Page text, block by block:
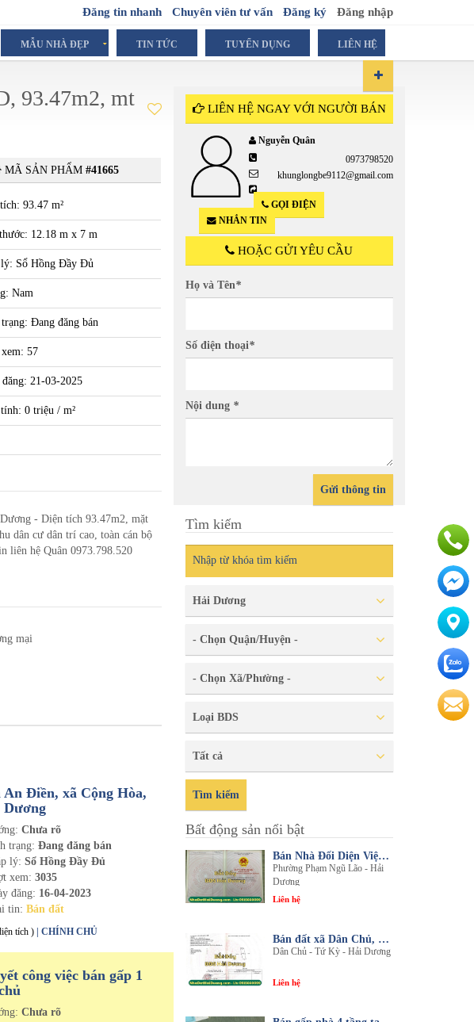
Đăng tin nhanh Chuyên viên tư vấn Đăng ký Đăng nhập
MẪU NHÀ ĐẸP TIN TỨC TUYỂN DỤNG LIÊN HỆ
93.47m2, mt
MÃ SẢN PHẨM#41665
93.47 m²
12.18 m x 7 m
Sổ Hồng Đầy Đủ
Nam
Đang đăng bán
57
21-03-2025
0 triệu / m²
- Diện tích 93.47m2, mặt
dân cư dân trí cao, toàn cán bộ
liên hệ Quân 0973.798.520
mại
Điền, xã Cộng Hòa,
Dương
Chưa rõ
trạng:Đang đăng bán
lý: Sổ Hồng Đầy Đủ
xem:3035
đăng: 16-04-2023
tin:Bán đất
tích ) | CHÍNH CHỦ
công việc bán gấp 1
Chưa rõ
LIÊN HỆ NGAY VỚI NGƯỜI BÁN
Nguyễn Quân
0973798520
khunglongbe9112@gmail.com
GỌI ĐIỆN
NHẮN TIN
HOẶC GỬI YÊU CẦU
Họ và Tên*
Số điện thoại*
Nội dung *
Gửi thông tin
Tìm kiếm
Hải Dương
- Chọn Quận/Huyện -
- Chọn Xã/Phường -
Loại BDS
Tất cả
Tìm kiếm
Bất động sản nổi bật
Bán Nhà Đối Diện Viện Đa Khoa Hải Dương - Nội Thất Sang Trọng, Tiện Nghi
Phường Phạm Ngũ Lão - Hải
Dương
Liên hệ
Bán đất xã Dân Chủ, Tứ Kỳ, Hải Dương - Diện tích 214m2 - Mặt tiền 8.5m - nhadathaiduong.com
Dân Chủ - Tứ Kỳ - Hải Dương
Liên hệ